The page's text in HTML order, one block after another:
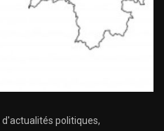
politiques,